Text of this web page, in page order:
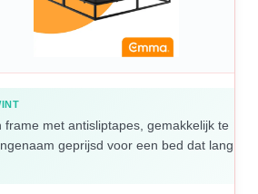
frame met antisliptapes, gemakkelijk te
geprijsd voor een bed dat lang